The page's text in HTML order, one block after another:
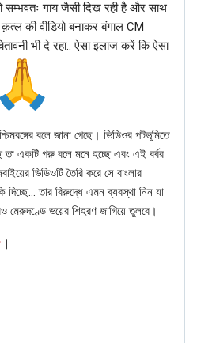
सम्भवतः गाय जैसी दिख रही है और साथ
क़त्ल की वीडियो बनाकर बंगाल CM
भी दे रहा.. ऐसा इलाज करें कि ऐसा
বলে জানা গেছে। ভিডিওর পটভূমিতে
তা একটি গরু বলে মনে হচ্ছে এবং এই বর্বর
ভিডিওটি তৈরি করে সে বাংলার
দিচ্ছে… তার বিরুদ্ধে এমন ব্যবস্থা নিন যা
মেরুদণ্ডে ভয়ের শিহরণ জাগিয়ে তুলবে।
।